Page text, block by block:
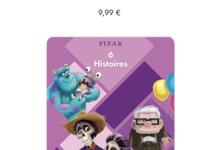
Prix
9,99 €